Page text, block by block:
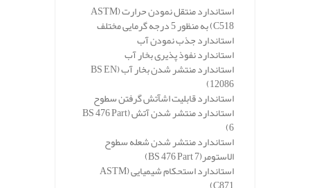
استاندارد منتقل نمودن حرارت (ASTM
C518) به منظور 5 درجه گرمایی مختلف
استاندارد جذب نمودن آب
استاندارد نفوذ پذیری بخار آب
استاندارد منتشر شدن بخار آب (BS EN
12086)
استاندارد قابلیت اشآتش گرفتن سطوح
استاندارد منتشر شدن آتش (BS 476 Part
6)
استاندارد منتشر شدن شعله سطوح
الاستومر(BS 476 Part 7)
استاندارد استحکام شیمیایی (ASTM